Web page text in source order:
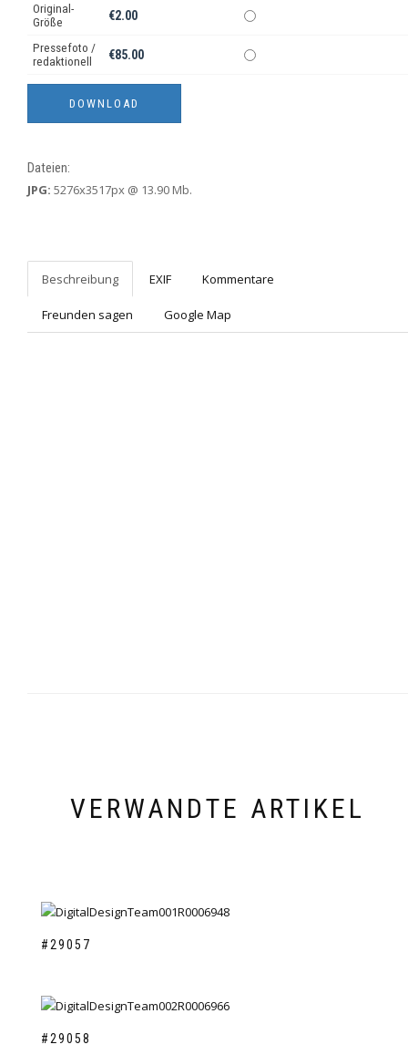
Original-
Größe
€2.00
Pressefoto /
redaktionell
€85.00
Dateien:
JPG: 5276x3517px @ 13.90 Mb.
Beschreibung EXIF Kommentare
Freunden sagen Google Map
VERWANDTE ARTIKEL
#29057
#29058